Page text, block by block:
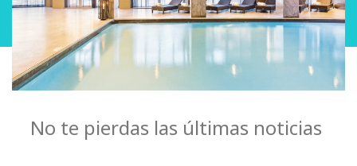
No te pierdas las últimas noticias